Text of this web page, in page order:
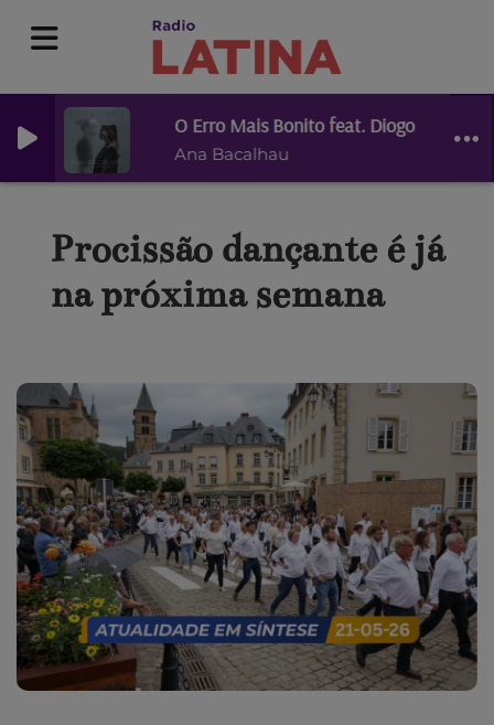
O Erro Mais Bonito feat. Diogo Piçarra
Ana Bacalhau
Procissão dançante é já
na próxima semana